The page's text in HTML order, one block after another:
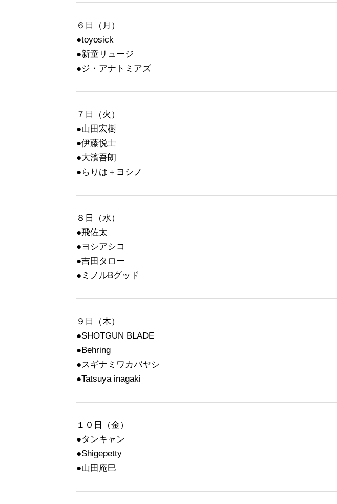
６日（月）
●toyosick
●新童リュージ
●ジ・アナトミアズ
７日（火）
●山田宏樹
●伊藤悦士
●大濱吾朗
●らりは＋ヨシノ
８日（水）
●飛佐太
●ヨシアシコ
●吉田タロー
●ミノルBグッド
９日（木）
●SHOTGUN BLADE
●Behring
●スギナミワカバヤシ
●Tatsuya inagaki
１０日（金）
●タンキャン
●Shigepetty
●山田庵巳